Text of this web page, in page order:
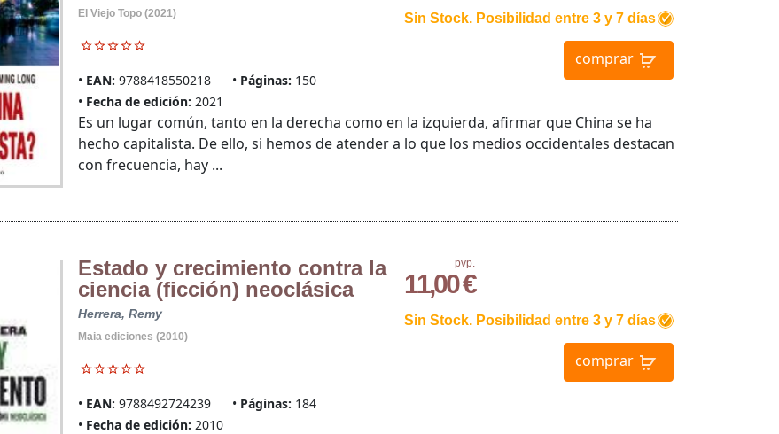
El Viejo Topo (2021)
EAN: 9788418550218 Páginas: 150
Fecha de edición: 2021
Sin Stock. Posibilidad entre 3 y 7 días
comprar
Es un lugar común, tanto en la derecha como en la izquierda, afirmar que China se ha
hecho capitalista. De ello, si hemos de atender a lo que los medios occidentales destacan
con frecuencia, hay ...
Estado y crecimiento contra la
ciencia (ficción) neoclásica
Herrera, Remy
Maia ediciones (2010)
EAN: 9788492724239 Páginas: 184
Fecha de edición: 2010
pvp.
11,00 €
Sin Stock. Posibilidad entre 3 y 7 días
comprar